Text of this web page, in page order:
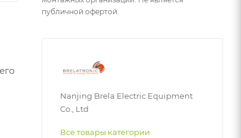
публичной офертой.
Nanjing Brela Electric Equipment
Co., Ltd
Все товары категории